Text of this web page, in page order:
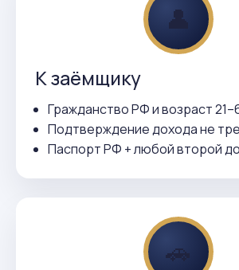
👤
К заёмщику
Гражданство РФ и возраст
Подтверждение дохода не
Паспорт РФ + любой второй
🚗